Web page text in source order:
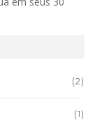
(2)
(1)